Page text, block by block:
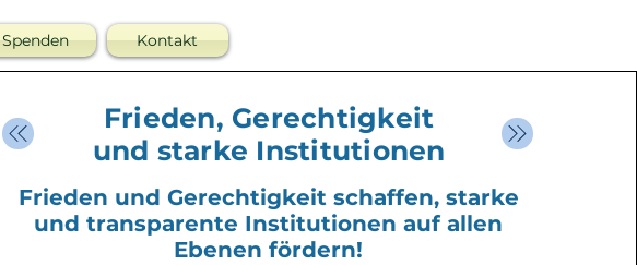
Spenden Kontakt
Frieden, Gerechtigkeit
und starke Institutionen
Frieden und Gerechtigkeit schaffen, starke
und transparente Institutionen auf allen
Ebenen fördern!